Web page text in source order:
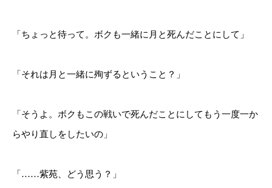
「ちょっと待って。ボクも一緒に月と死んだことにして」
「それは月と一緒に殉ずるということ？」
「そうよ。ボクもこの戦いで死んだことにしてもう一度一か
らやり直しをしたいの」
「……紫苑、どう思う？」